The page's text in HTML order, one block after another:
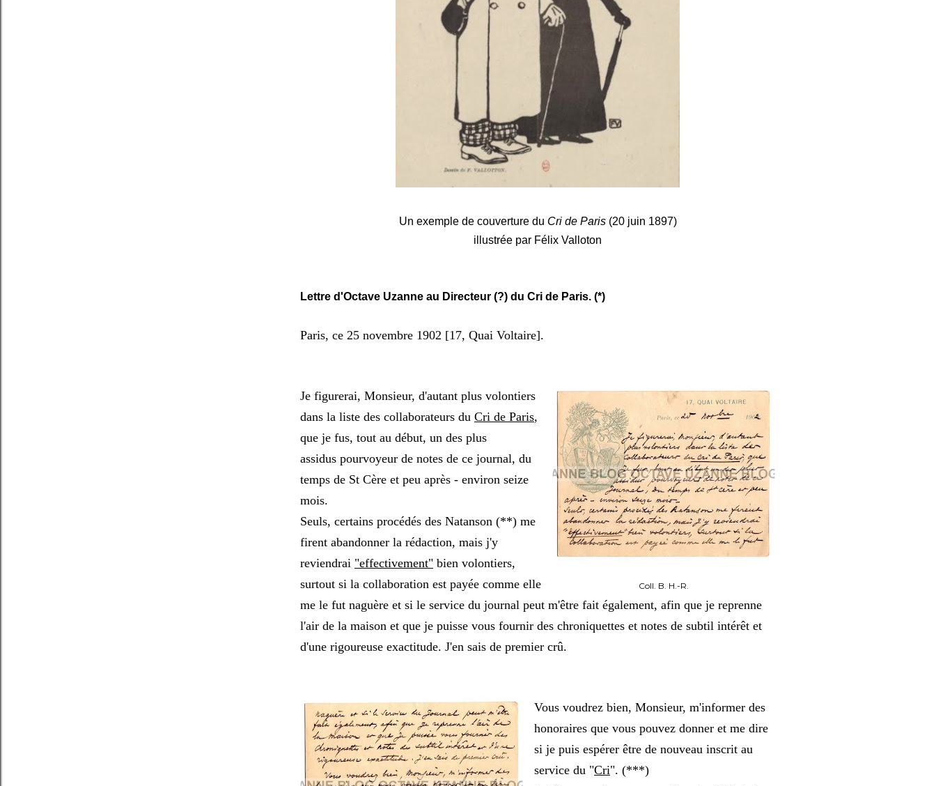
Un exemple de couverture du Cri de Paris(20 juin 1897)
illustrée par Félix Valloton
Lettre d'Octave Uzanne au Directeur (?) du Cri de Paris. (*)
Paris, ce 25 novembre 1902 [17, Quai Voltaire].
Coll. B. H.-R.
Je figurerai, Monsieur, d'autant plus volontiers
dans la liste des collaborateurs du Cri de Paris,
que je fus, tout au début, un des plus
assidus pourvoyeur de notes de ce journal, du
temps de St Cère et peu après - environ seize
mois.
Seuls, certains procédés des Natanson (**) me
firent abandonner la rédaction, mais j'y
reviendrai "effectivement" bien volontiers,
surtout si la collaboration est payée comme elle
me le fut naguère et si le service du journal peut m'être fait également, afin que je reprenne
l'air de la maison et que je puisse vous fournir des chroniquettes et notes de subtil intérêt et
d'une rigoureuse exactitude. J'en sais de premier crû.
Vous voudrez bien, Monsieur, m'informer des
honoraires que vous pouvez donner et me dire
si je puis espérer être de nouveau inscrit au
service du "Cri". (***)